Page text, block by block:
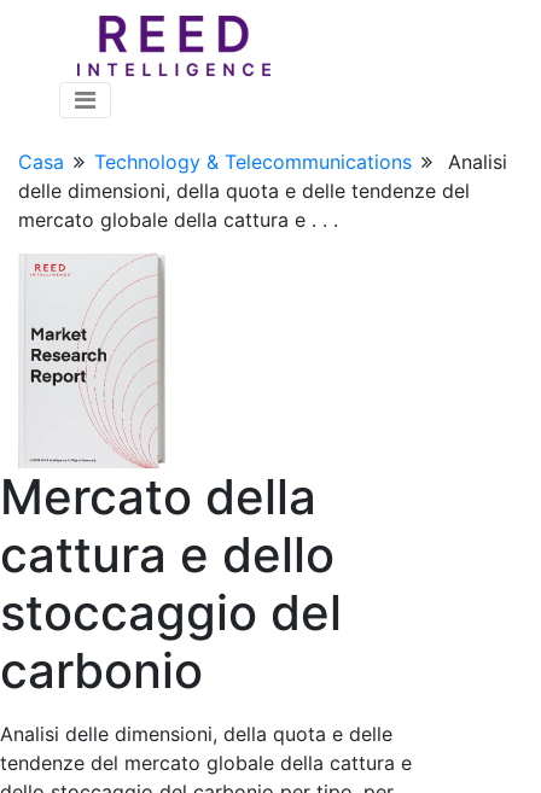
Casa Technology & Telecommunications
Analisi
delle dimensioni, della quota e delle tendenze del
mercato globale della cattura e . . .
Mercato della
cattura e dello
stoccaggio del
carbonio
Analisi delle dimensioni, della quota e delle
tendenze del mercato globale della cattura e